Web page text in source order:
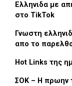
Ελληνιδα με
στο TikTok
Γνωστη
απο το
Hot Links της
ΣΟΚ – Η πρωην